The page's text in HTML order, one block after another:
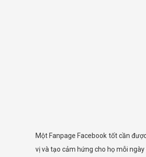
Một Fanpage Facebook tốt cần
vị và tạo cảm hứng cho họ mỗi